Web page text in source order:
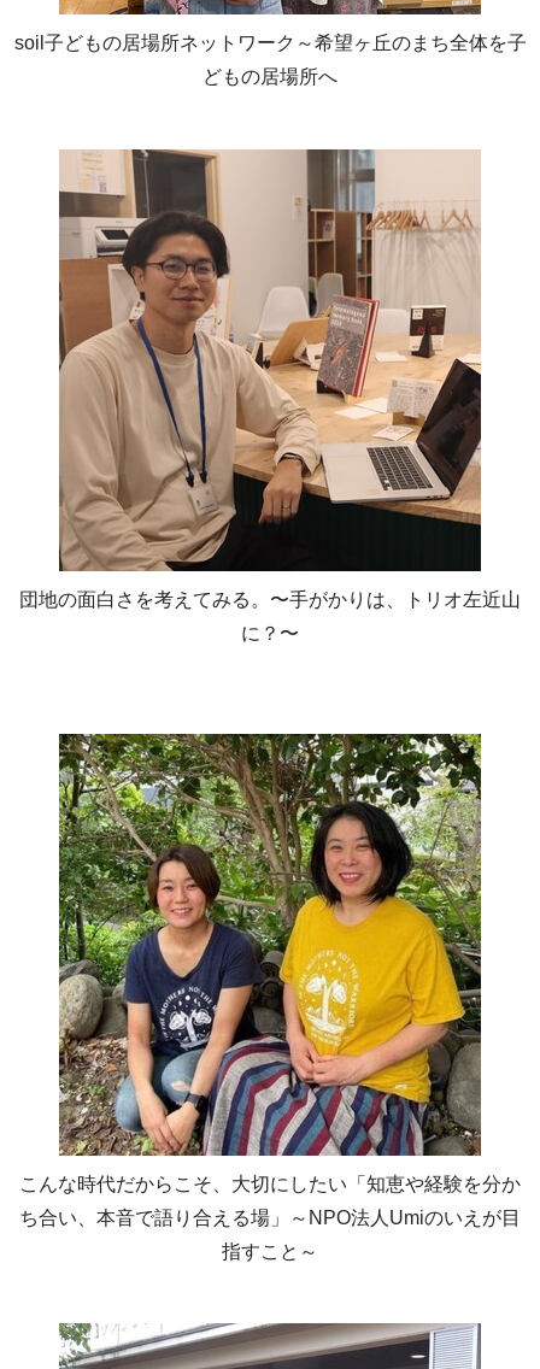
soil子どもの居場所ネットワーク～希望ヶ丘のまち全体を子
どもの居場所へ
団地の面白さを考えてみる。〜手がかりは、トリオ左近山
に？〜
こんな時代だからこそ、大切にしたい「知恵や経験を分か
ち合い、本音で語り合える場」～NPO法人Umiのいえが目
指すこと～